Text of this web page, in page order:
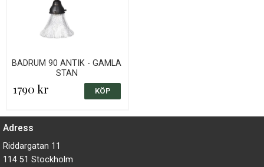
BADRUM 90 ANTIK - GAMLA
STAN
1790 kr
Adress
Riddargatan 11
114 51 Stockholm